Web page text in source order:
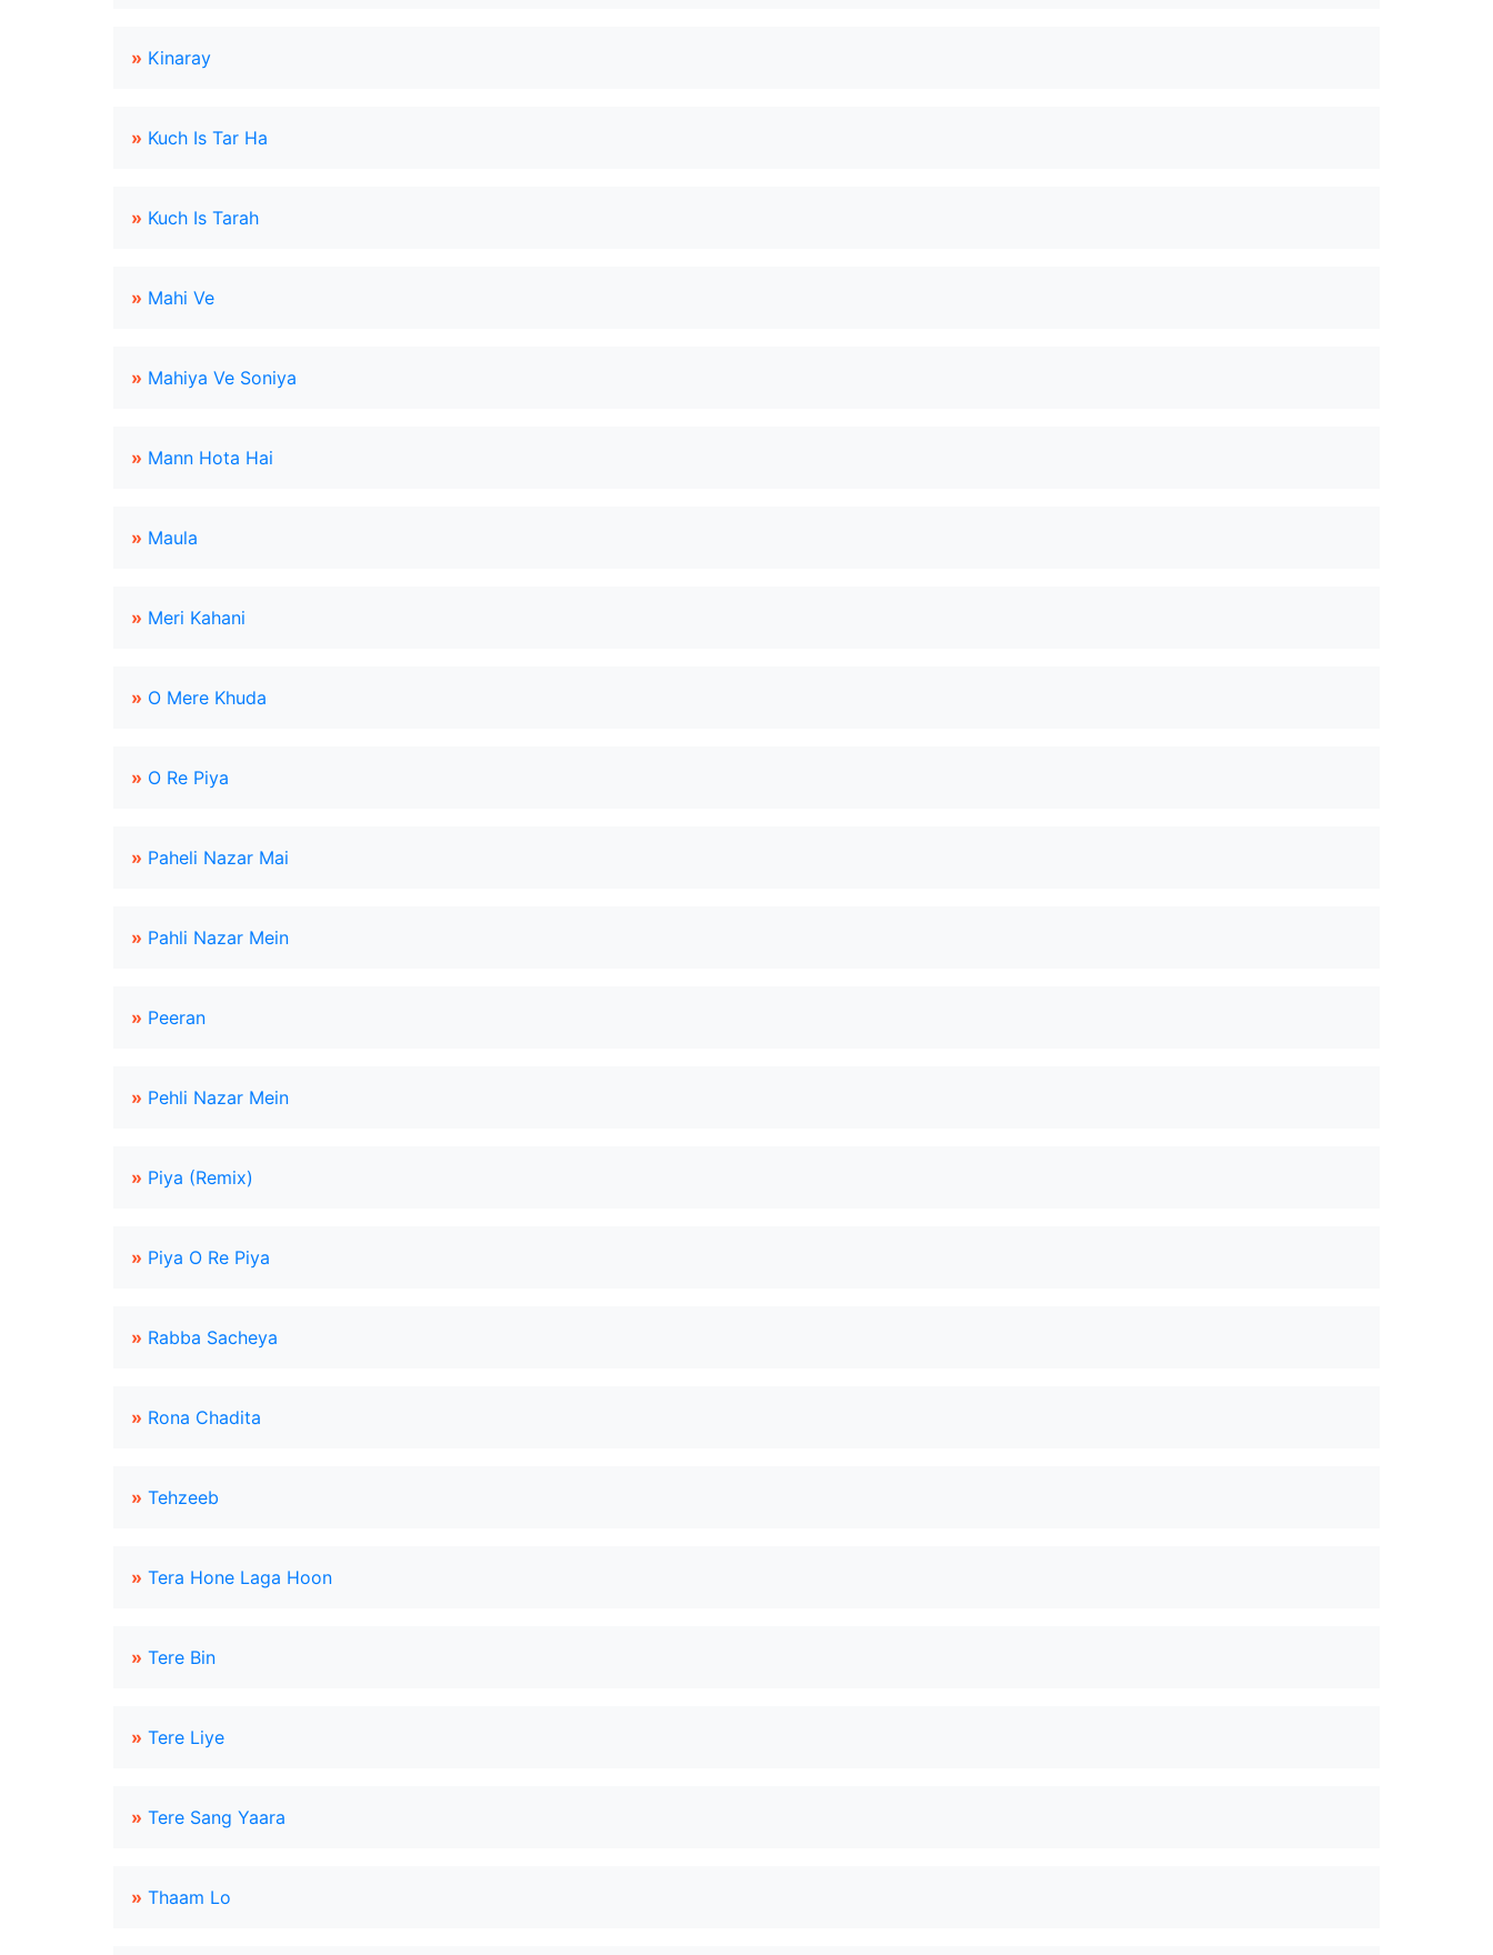
» Kinaray
» Kuch Is Tar Ha
» Kuch Is Tarah
» Mahi Ve
» Mahiya Ve Soniya
» Mann Hota Hai
» Maula
» Meri Kahani
» O Mere Khuda
» O Re Piya
» Paheli Nazar Mai
» Pahli Nazar Mein
» Peeran
» Pehli Nazar Mein
» Piya (Remix)
» Piya O Re Piya
» Rabba Sacheya
» Rona Chadita
» Tehzeeb
» Tera Hone Laga Hoon
» Tere Bin
» Tere Liye
» Tere Sang Yaara
» Thaam Lo